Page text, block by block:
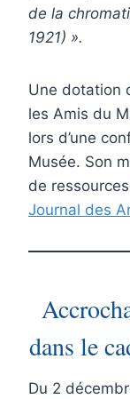
de la
1921) ».
Une dotation
les Amis du
lors d’une
Musée. Son
de
Journal des
dans le
Du 2